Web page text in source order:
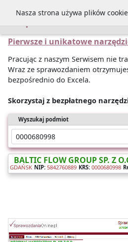
Pierwsze i unikatowe
Pracując z naszym Serwisem nie
Wraz ze sprawozdaniem
bezpośrednio do Excela.
Skorzystaj z bezpłatnego
Wyszukaj podmiot
BALTIC FLOW GROUP SP. Z
GDAŃSK NIP: 5842760889 KRS: 0000680998
Oferujemy dostęp online do bazy
ponad 1 mln sprawozdań dla
Nasza strona używa plików